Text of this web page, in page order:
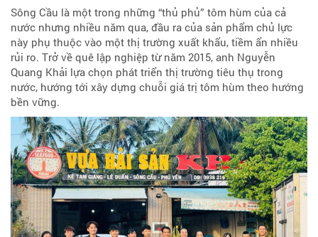
Sông Cầu là một trong những “thủ phủ” tôm hùm của cả
nước nhưng nhiều năm qua, đầu ra của sản phẩm chủ lực
này phụ thuộc vào một thị trường xuất khẩu, tiềm ẩn nhiều
rủi ro. Trở về quê lập nghiệp từ năm 2015, anh Nguyễn
Quang Khải lựa chọn phát triển thị trường tiêu thụ trong
nước, hướng tới xây dựng chuỗi giá trị tôm hùm theo hướng
bền vững.